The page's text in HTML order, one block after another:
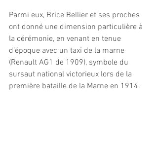
Parmi eux, Brice Bellier et ses proches
ont donné une dimension particulière à
la cérémonie, en venant en tenue
d’époque avec un taxi de la marne
(Renault AG1 de 1909), symbole du
sursaut national victorieux lors de la
première bataille de la Marne en 1914.